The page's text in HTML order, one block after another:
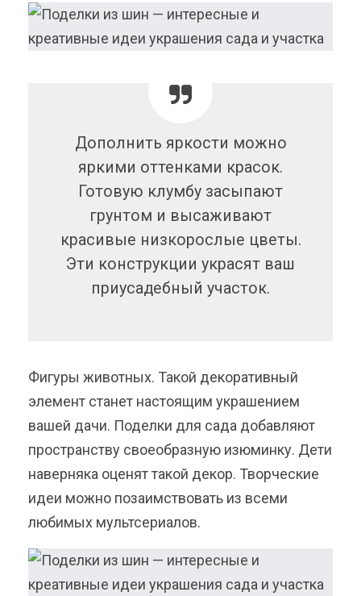
Дополнить яркости можно
яркими оттенками красок.
Готовую клумбу засыпают
грунтом и высаживают
красивые низкорослые цветы.
Эти конструкции украсят ваш
приусадебный участок.
Фигуры животных. Такой декоративный
элемент станет настоящим украшением
вашей дачи. Поделки для сада добавляют
пространству своеобразную изюминку. Дети
наверняка оценят такой декор. Творческие
идеи можно позаимствовать из всеми
любимых мультсериалов.